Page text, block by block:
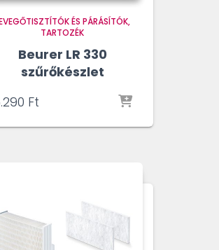
ÉS PÁRÁSÍTÓK
TARTOZÉK
Beurer LR 330
szűrőkészlet
Ft